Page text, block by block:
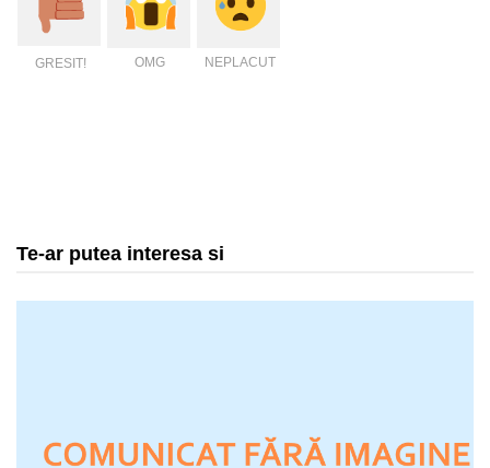
GRESIT! OMG NEPLACUT
Te-ar putea interesa si